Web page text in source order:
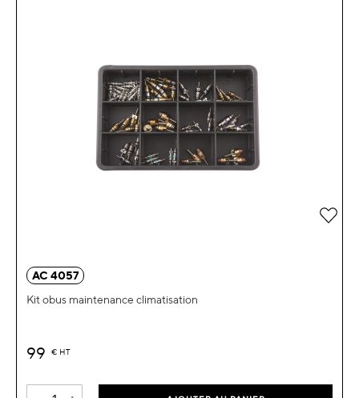
AC 4057
Kit obus maintenance climatisation
99 € HT